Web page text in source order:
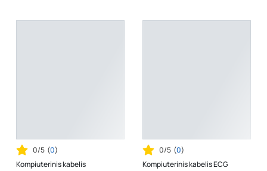
0/5 (0)
Kompiuterinis kabelis
0/5 (0)
Kompiuterinis kabelis ECG